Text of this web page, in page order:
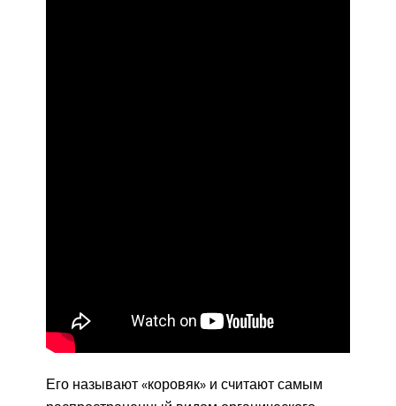
Его называют «коровяк» и считают самым